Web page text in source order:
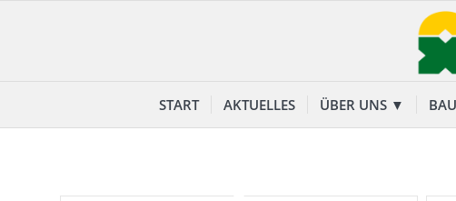
START AKTUELLES ÜBER UNS ▼